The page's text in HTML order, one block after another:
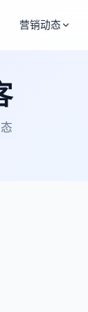
营销动态